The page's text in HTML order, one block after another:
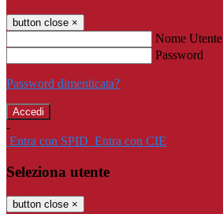
button close ×
Nome Utente
Password
Password dimenticata?
-
Entra con SPID Entra con CIE
Seleziona utente
button close ×